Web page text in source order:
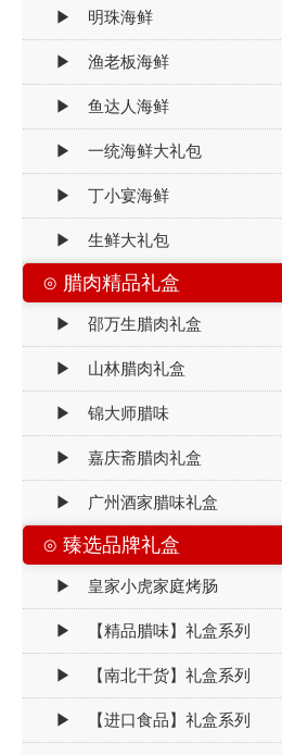
▶ 明珠海鲜
▶ 渔老板海鲜
▶ 鱼达人海鲜
▶ 一统海鲜大礼包
▶ 丁小宴海鲜
▶ 生鲜大礼包
⊙ 腊肉精品礼盒
▶ 邵万生腊肉礼盒
▶ 山林腊肉礼盒
▶ 锦大师腊味
▶ 嘉庆斋腊肉礼盒
▶ 广州酒家腊味礼盒
⊙ 臻选品牌礼盒
▶ 皇家小虎家庭烤肠
▶ 【精品腊味】礼盒系列
▶ 【南北干货】礼盒系列
▶ 【进口食品】礼盒系列